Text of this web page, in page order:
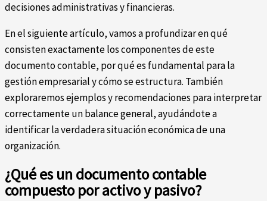
decisiones administrativas y financieras.
En el siguiente artículo, vamos a profundizar en qué
consisten exactamente los componentes de este
documento contable, por qué es fundamental para la
gestión empresarial y cómo se estructura. También
exploraremos ejemplos y recomendaciones para interpretar
correctamente un balance general, ayudándote a
identificar la verdadera situación económica de una
organización.
¿Qué es un documento contable
compuesto por activo y pasivo?